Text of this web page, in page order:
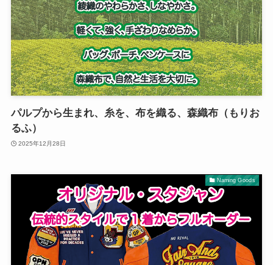
パルプから生まれ、糸を、布を織る、森織布（もりお
るふ）
2025年12月28日
Naming Goods